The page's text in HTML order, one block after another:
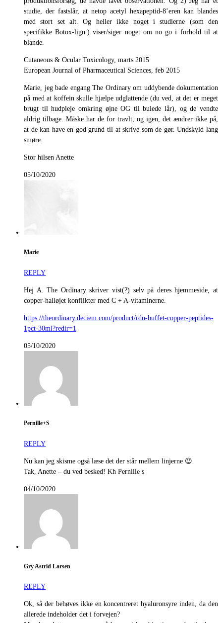
studie, der fastslår, at netop acetyl hexapeptid-8’eren kan blandes
med stort set alt. Og heller ikke noget i studierne (som den
specifikke Botox-lign.) viser/siger noget om no go i forhold til at
blande.
Cutaneous & Ocular Toxicology, marts 2015
European Journal of Pharmaceutical Sciences, feb 2015
Marie, jeg bade engang The Ordinary om uddybende dokumentation
på med at koffein skulle hjælpe udglattende (du ved, at det er meget
brugt til hudpleje omkring øjne OG til bulede lår), og de vendte
aldrig tilbage. Måske har de for travlt, og igen, det ændrer ikke på,
at de kan have en god grund til at skrive som de gør. Undskyld lang
smøre.
Stor hilsen Anette
05/10/2020
Marie
REPLY
Hej A. The Ordinary skriver vist(?) selv på deres hjemmeside, at
copper-halløjet konflikter med C + A-vitaminerne.
https://theordinary.deciem.com/product/rdn-buffet-copper-peptides-
1pct-30ml?redir=1
05/10/2020
Pernille+S
REPLY
Nu kan jeg skisme også læse det der står mellem linjerne 😉
Tak, Anette – du ved besked! Kh Pernille s
04/10/2020
Gry Astrid Larsen
REPLY
Ok, så der behøves ikke en koncentreret hyaluronsyre inden, da den
allerede indeholder det i forvejen?